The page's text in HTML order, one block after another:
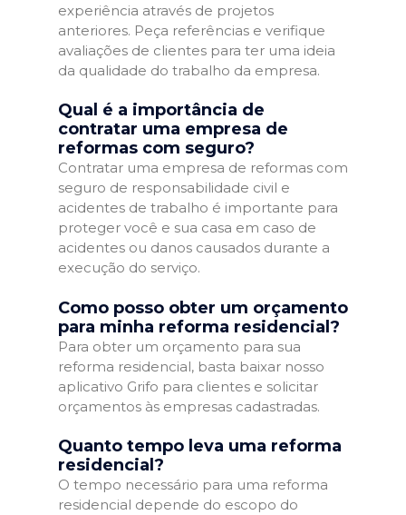
experiência através de projetos
anteriores. Peça referências e verifique
avaliações de clientes para ter uma ideia
da qualidade do trabalho da empresa.
Qual é a importância de
contratar uma empresa de
reformas com seguro?
Contratar uma empresa de reformas com
seguro de responsabilidade civil e
acidentes de trabalho é importante para
proteger você e sua casa em caso de
acidentes ou danos causados durante a
execução do serviço.
Como posso obter um orçamento
para minha reforma residencial?
Para obter um orçamento para sua
reforma residencial, basta baixar nosso
aplicativo Grifo para clientes e solicitar
orçamentos às empresas cadastradas.
Quanto tempo leva uma reforma
residencial?
O tempo necessário para uma reforma
residencial depende do escopo do